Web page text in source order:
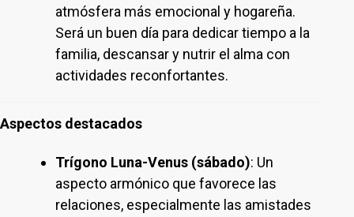
atmósfera más emocional y hogareña.
Será un buen día para dedicar tiempo a la
familia, descansar y nutrir el alma con
actividades reconfortantes.
Aspectos destacados
Trígono Luna-Venus (sábado): Un
aspecto armónico que favorece las
relaciones, especialmente las amistades